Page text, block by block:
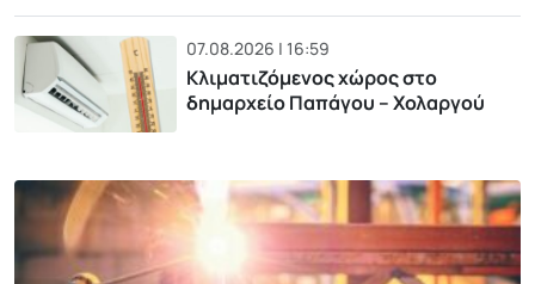
07.08.2026 | 16:59
Κλιματιζόμενος χώρος στο
δημαρχείο Παπάγου – Χολαργού